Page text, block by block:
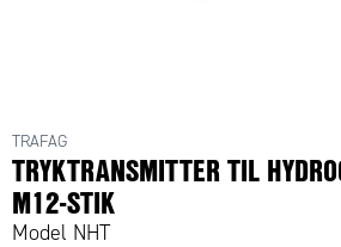
TRAFAG
TRYKTRANSMITTER TIL
M12-STIK
Model NHT